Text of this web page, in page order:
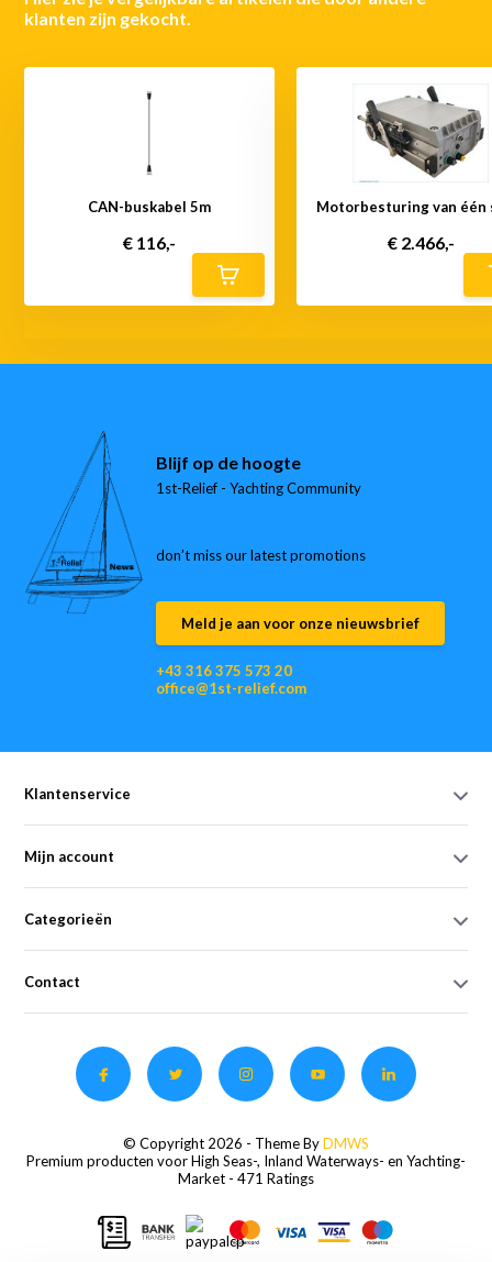
klanten zijn gekocht.
CAN-buskabel 5m
€ 116,-
Motorbesturing van één
€ 2.466,-
Blijf op de hoogte
1st-Relief - Yachting Community
don’t miss our latest promotions
Meld je aan voor onze nieuwsbrief
+43 316 375 573 20
office@1st-relief.com
Klantenservice
Mijn account
Categorieën
Contact
© Copyright 2026 - Theme ByDMWS
Premium producten voor High Seas-, Inland Waterways- en Yachting-
Market - 471 Ratings